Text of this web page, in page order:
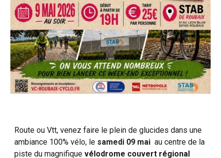
Route ou Vtt, venez faire le plein de glucides dans une
ambiance 100% vélo, le samedi 09 mai au centre de la
piste du magnifiquevélodrome couvert régional